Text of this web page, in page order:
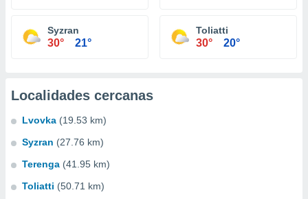
Syzran
30° 21°
Toliatti
30° 20°
Localidades cercanas
Lvovka (19.53 km)
Syzran (27.76 km)
Terenga (41.95 km)
Toliatti (50.71 km)